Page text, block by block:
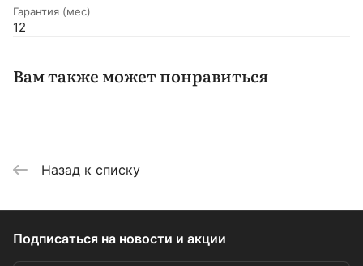
Гарантия (мес)
12
Вам также может понравиться
Назад к списку
Подписаться на новости и акции